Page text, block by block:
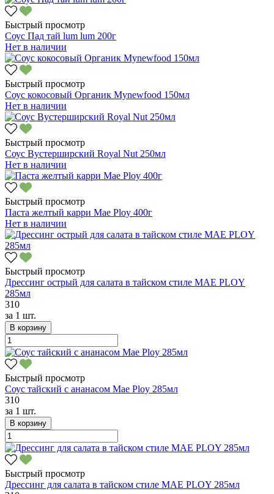
Быстрый просмотр
Соус Пад тай lum lum 200г
Нет в наличии
Быстрый просмотр
Соус кокосовый Органик Mynewfood 150мл
Нет в наличии
Быстрый просмотр
Соус Вустерширский Royal Nut 250мл
Нет в наличии
Быстрый просмотр
Паста желтый карри Mae Ploy 400г
Нет в наличии
Быстрый просмотр
Дрессинг острый для салата в тайском стиле MAE PLOY
285мл
310
за 1 шт.
В корзину
Быстрый просмотр
Соус тайский с ананасом Mae Ploy 285мл
310
за 1 шт.
В корзину
Быстрый просмотр
Дрессинг для салата в тайском стиле MAE PLOY 285мл